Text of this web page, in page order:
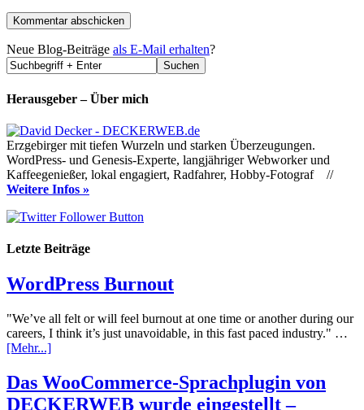
Neue Blog-Beiträge als E-Mail erhalten?
Herausgeber – Über mich
Erzgebirger mit tiefen Wurzeln und starken Überzeugungen.
WordPress- und Genesis-Experte, langjähriger Webworker und
Kaffeegenießer, lokal engagiert, Radfahrer, Hobby-Fotograf //
Weitere Infos »
Letzte Beiträge
WordPress Burnout
"We’ve all felt or will feel burnout at one time or another during our
careers, I think it’s just unavoidable, in this fast paced industry." …
[Mehr...]
Das WooCommerce-Sprachplugin von
DECKERWEB wurde eingestellt –